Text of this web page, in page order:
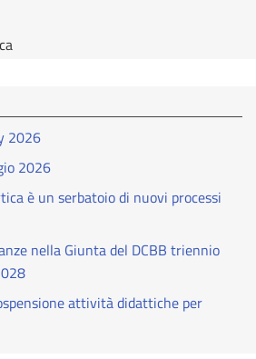
2026
2026
è un serbatoio di nuovi processi
nella Giunta del DCBB triennio
attività didattiche per